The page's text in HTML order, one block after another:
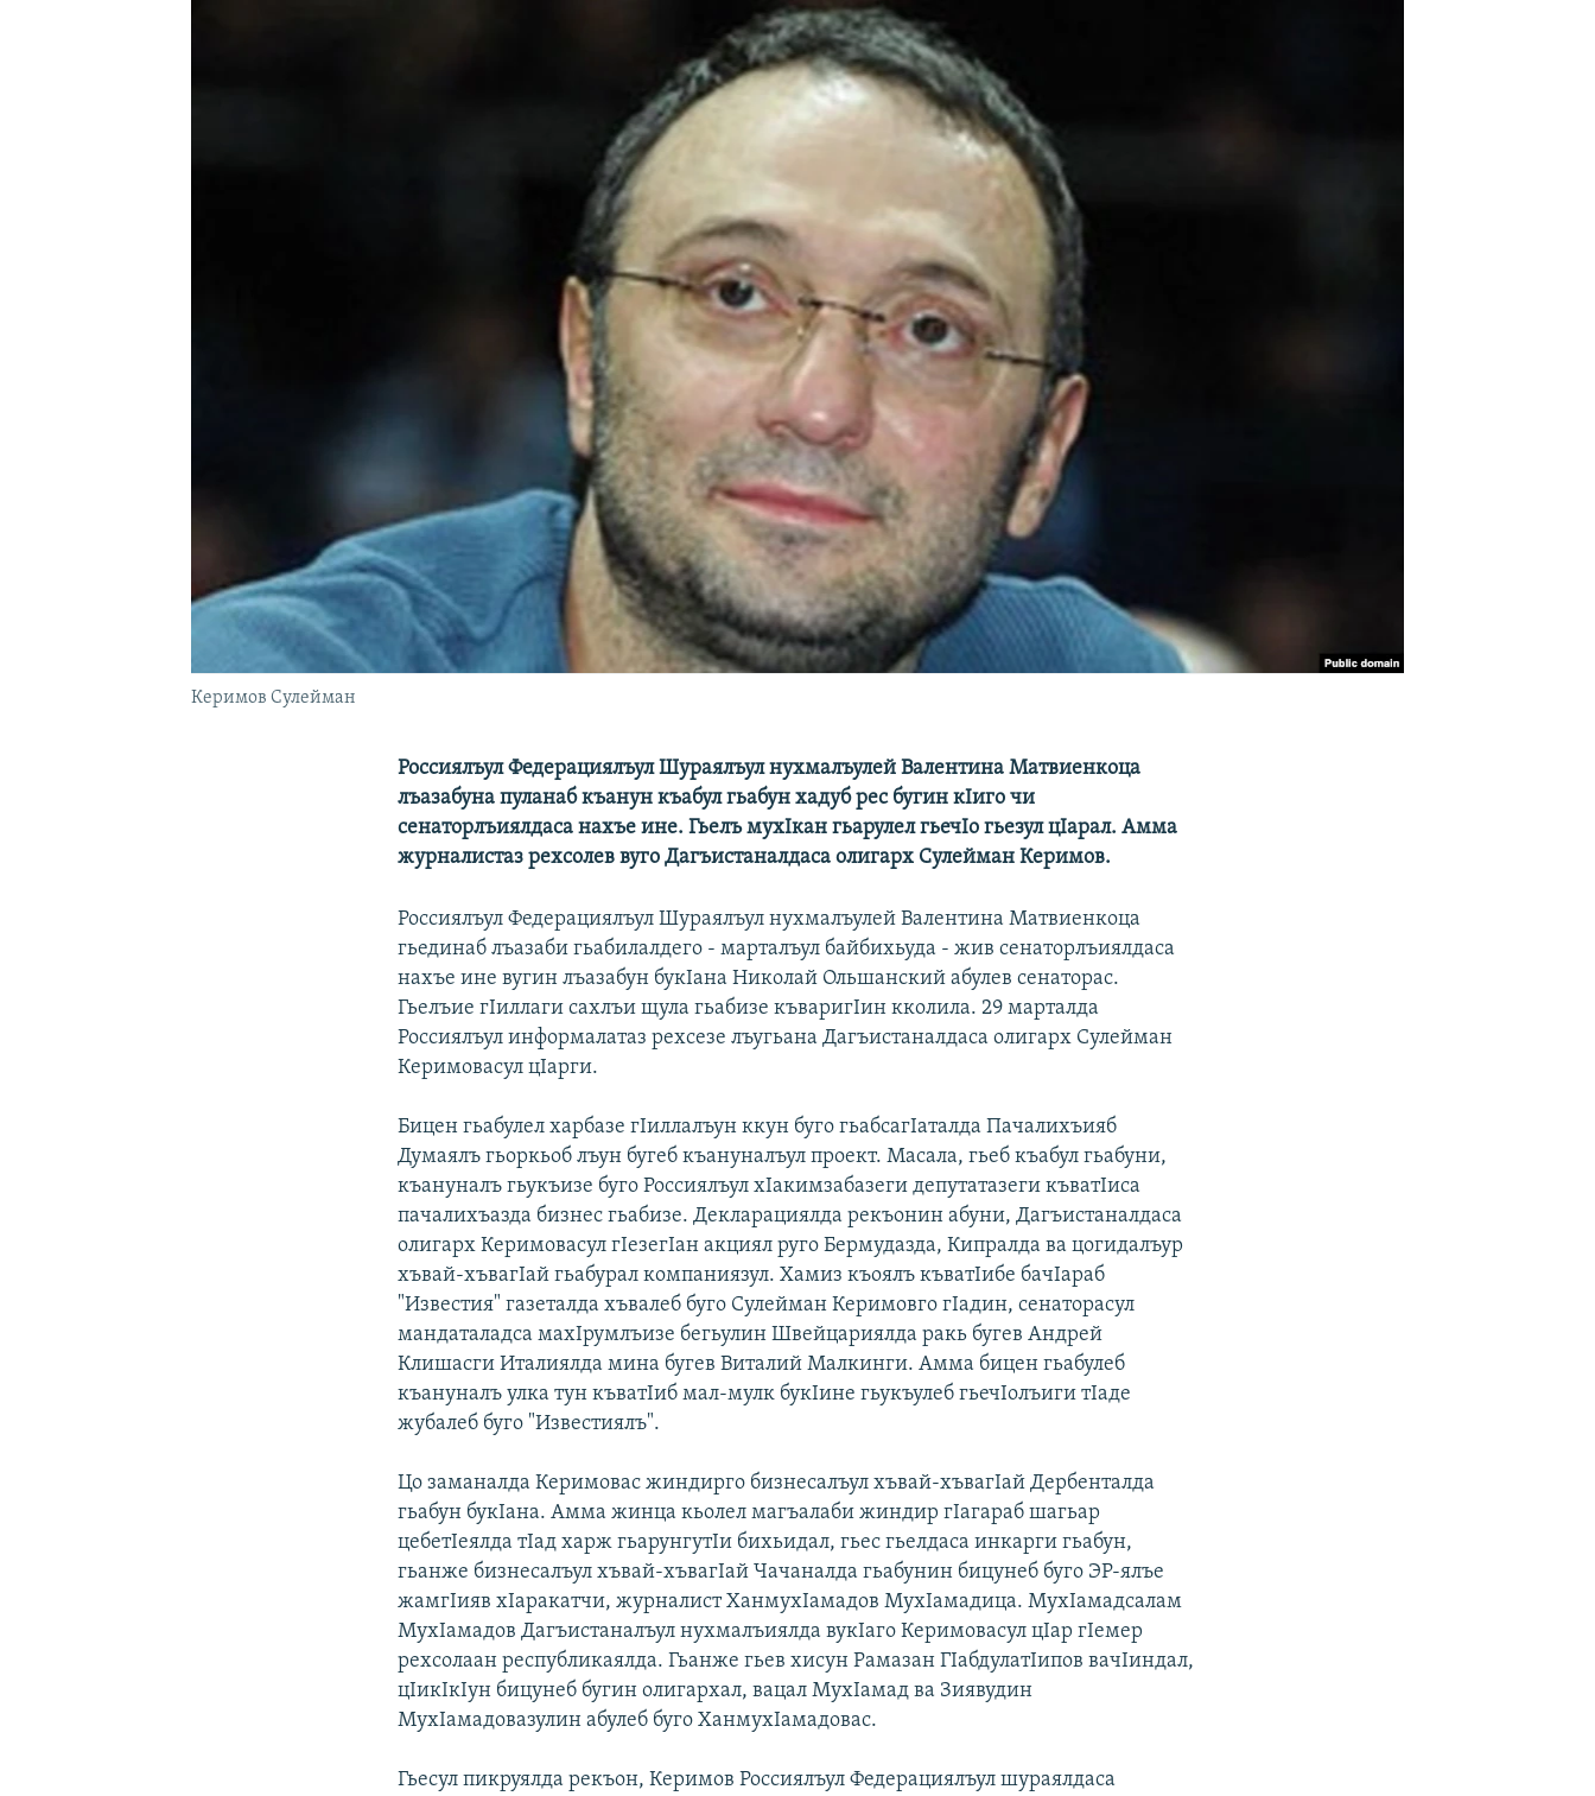
Керимов Сулейман
Россиялъул Федерациялъул Шураялъул нухмалъулей Валентина Матвиенкоца
лъазабуна пуланаб къанун къабул гьабун хадуб рес бугин кIиго чи
сенаторлъиялдаса нахъе ине. Гьелъ мухIкан гьарулел гьечIо гьезул цIарал. Амма
журналистаз рехсолев вуго Дагъистаналдаса олигарх Сулейман Керимов.
Россиялъул Федерациялъул Шураялъул нухмалъулей Валентина Матвиенкоца
гьединаб лъазаби гьабилалдего - марталъул байбихьуда - жив сенаторлъиялдаса
нахъе ине вугин лъазабун букIана Николай Ольшанский абулев сенаторас.
Гьелъие гIиллаги сахлъи щула гьабизе къваригIин кколила. 29 марталда
Россиялъул информалатаз рехсезе лъугьана Дагъистаналдаса олигарх Сулейман
Керимовасул цIарги.
Бицен гьабулел харбазе гIиллалъун ккун буго гьабсагIаталда Пачалихъияб
Думаялъ гьоркьоб лъун бугеб къануналъул проект. Масала, гьеб къабул гьабуни,
къануналъ гьукъизе буго Россиялъул хIакимзабазеги депутатазеги къватIиса
пачалихъазда бизнес гьабизе. Декларациялда рекъонин абуни, Дагъистаналдаса
олигарх Керимовасул гIезегIан акциял руго Бермудазда, Кипралда ва цогидалъур
хъвай-хъвагIай гьабурал компаниязул. Хамиз къоялъ къватIибе бачIараб
"Известия" газеталда хъвалеб буго Сулейман Керимовго гIадин, сенаторасул
мандаталадса махIрумлъизе бегьулин Швейцариялда ракь бугев Андрей
Клишасги Италиялда мина бугев Виталий Малкинги. Амма бицен гьабулеб
къануналъ улка тун къватIиб мал-мулк букIине гьукъулеб гьечIолъиги тIаде
жубалеб буго "Известиялъ".
Цо заманалда Керимовас жиндирго бизнесалъул хъвай-хъвагIай Дербенталда
гьабун букIана. Амма жинца кьолел магъалаби жиндир гIагараб шагьар
цебетIеялда тIад харж гьарунгутIи бихьидал, гьес гьелдаса инкарги гьабун,
гьанже бизнесалъул хъвай-хъвагIай Чачаналда гьабунин бицунеб буго ЭР-ялъе
жамгIияв хIаракатчи, журналист ХанмухIамадов МухIамадица. МухIамадсалам
МухIамадов Дагъистаналъул нухмалъиялда вукIаго Керимовасул цIар гIемер
рехсолаан республикаялда. Гьанже гьев хисун Рамазан ГIабдулатIипов вачIиндал,
цIикIкIун бицунеб бугин олигархал, вацал МухIамад ва Зиявудин
МухIамадовазулин абулеб буго ХанмухIамадовас.
Гьесул пикруялда рекъон, Керимов Россиялъул Федерациялъул шураялдаса